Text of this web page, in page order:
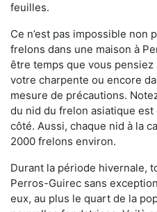
feuilles.
Ce n’est pas impossible non
frelons dans une maison à
être temps que vous
votre charpente ou encore
mesure de précautions.
du nid du frelon asiatique
côté. Aussi, chaque nid à la
2000 frelons environ.
Durant la période hivernale,
Perros-Guirec sans
eux, au plus le quart de la